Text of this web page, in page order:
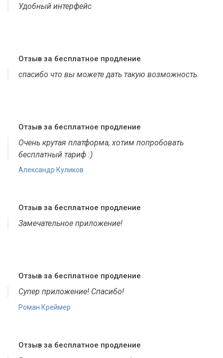
Удобный интерфейс
Отзыв за бесплатное продление
спасибо что вы можете дать такую возможность.
Отзыв за бесплатное продление
Очень крутая платформа, хотим попробовать
бесплатный тариф :)
Александр Куликов
Отзыв за бесплатное продление
Замечательное приложение!
Отзыв за бесплатное продление
Супер приложение! Спасибо!
Роман Креймер
Отзыв за бесплатное продление